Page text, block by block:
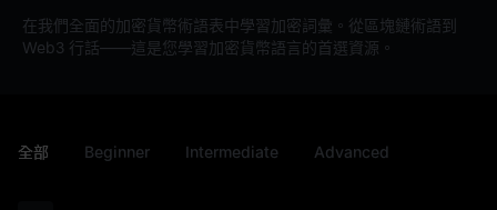
在我們全面的加密貨幣術語表中學習加密詞彙。從區塊鏈術語到
Web3 行話——這是您學習加密貨幣語言的首選資源。
全部 Beginner Intermediate Advanced